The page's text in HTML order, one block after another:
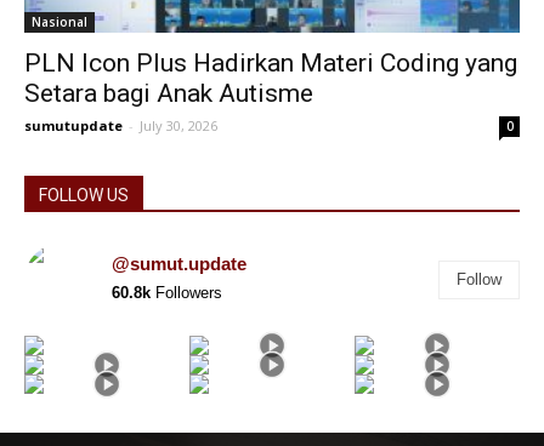
Nasional
PLN Icon Plus Hadirkan Materi Coding yang
Setara bagi Anak Autisme
sumutupdate - July 30, 2026 0
FOLLOW US
@sumut.update
60.8k Followers
Follow